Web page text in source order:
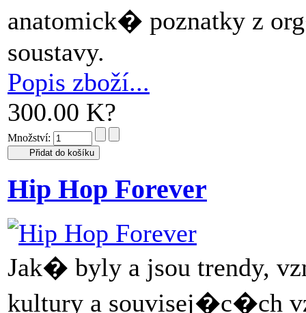
anatomick� poznatky z
soustavy.
Popis zboží...
300.00 K?
Množství:
Hip Hop Forever
Jak� byly a jsou trendy,
kultury a souvisej�c�ch